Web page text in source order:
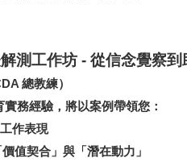
測工作坊 - 從信念覺察到
總教練）
務經驗，將以案例帶領您：
作表現
值契合」與「潛在動力」